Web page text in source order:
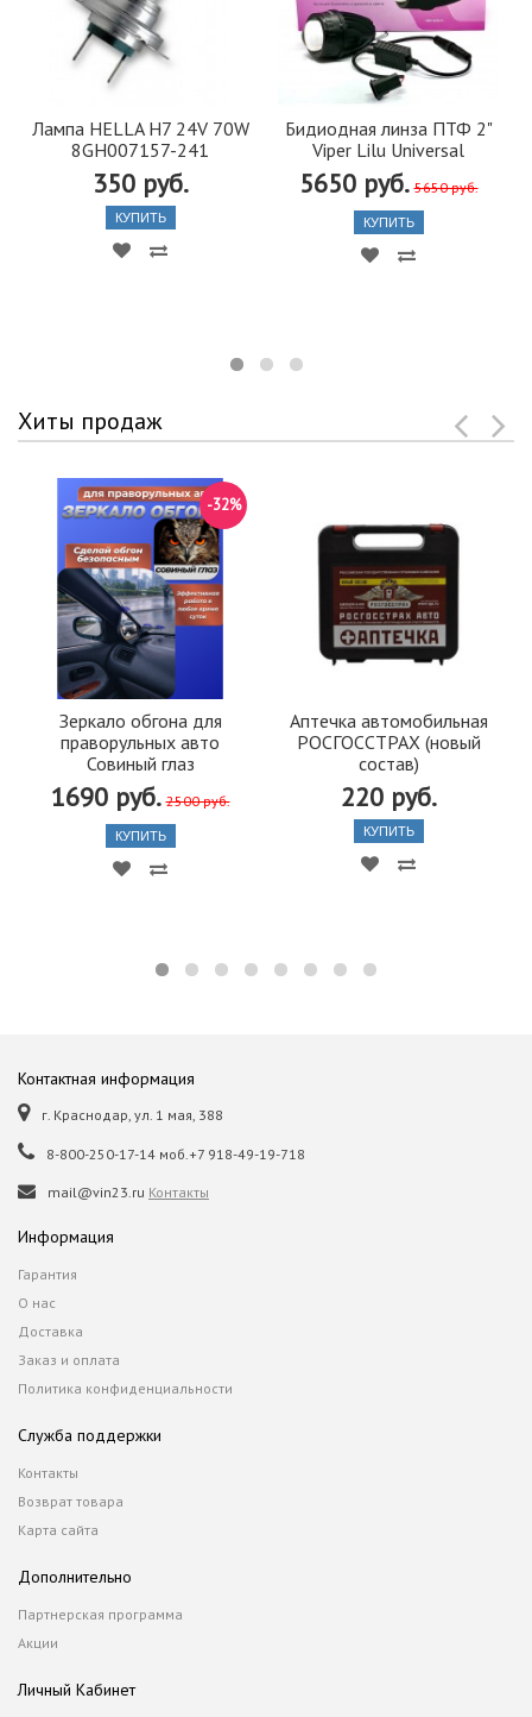
Лампа HELLA H7 24V 70W
8GH007157-241
350 руб.
КУПИТЬ
Бидиодная линза ПТФ 2"
Viper Lilu Universal
5650 руб. 5650 руб.
КУПИТЬ
Хиты продаж
Зеркало обгона для
праворульных авто
Совиный глаз
1690 руб. 2500 руб.
-32%
КУПИТЬ
Аптечка автомобильная
РОСГОССТРАХ (новый
состав)
220 руб.
КУПИТЬ
Контактная информация
г. Краснодар, ул. 1 мая, 388
8-800-250-17-14 моб.+7 918-49-19-718
mail@vin23.ru Контакты
Информация
Гарантия
О нас
Доставка
Заказ и оплата
Политика конфиденциальности
Служба поддержки
Контакты
Возврат товара
Карта сайта
Дополнительно
Партнерская программа
Акции
Личный Кабинет